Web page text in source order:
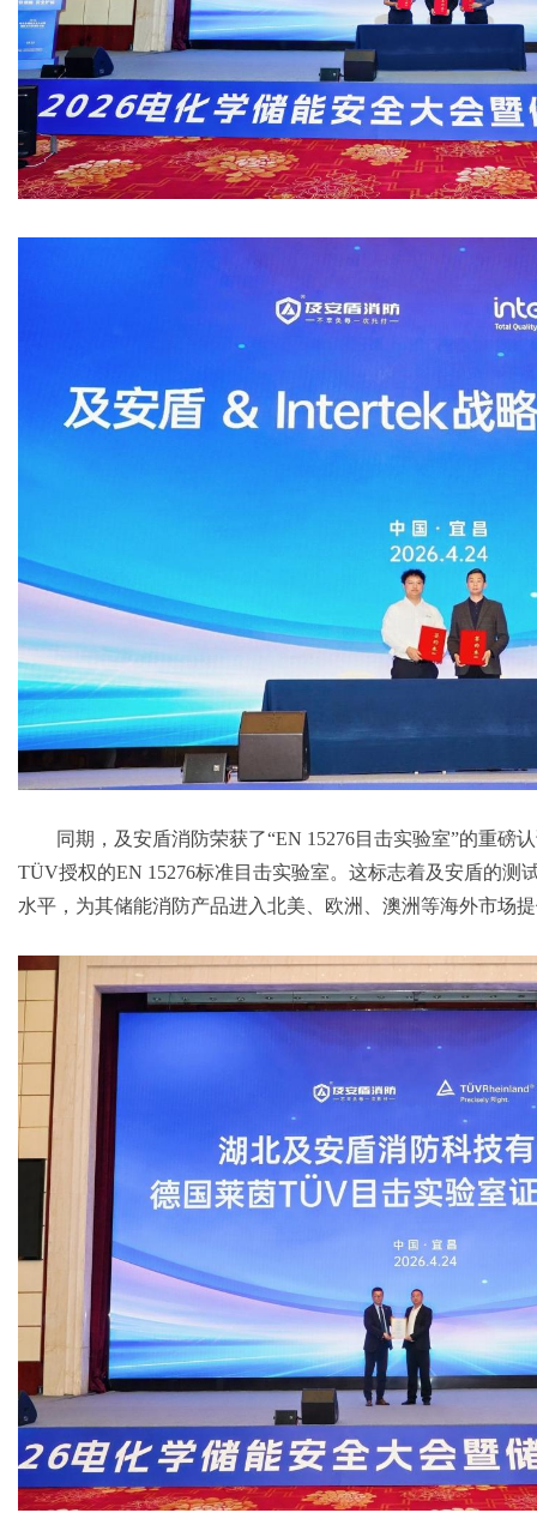
同期，及安盾消防荣获了“EN 15276目击实验室”的重磅
TÜV授权的EN 15276标准目击实验室。这标志着及安盾的测
水平，为其储能消防产品进入北美、欧洲、澳洲等海外市场